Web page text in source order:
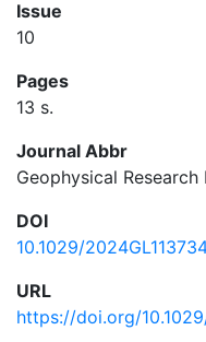
Issue
10
Pages
13 s.
Journal Abbr
Geophysical Research
DOI
10.1029/
URL
https://doi.org/